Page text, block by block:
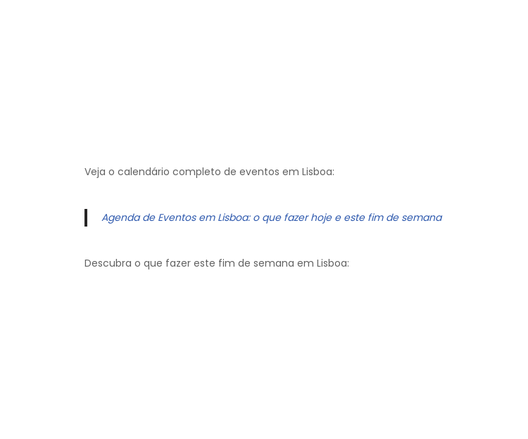
Veja o calendário completo de eventos em Lisboa:
Agenda de Eventos em Lisboa: o que fazer hoje e este fim de semana
Descubra o que fazer este fim de semana em Lisboa: